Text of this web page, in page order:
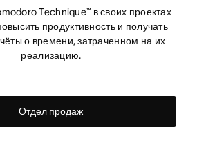
Technique™ в своих проектах
продуктивность и получать
о времени, затраченном на их
реализацию.
Отдел продаж